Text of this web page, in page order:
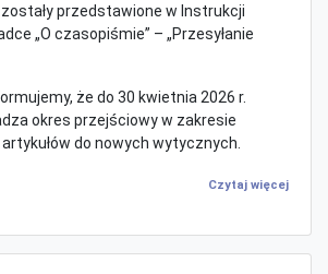
przedstawione w Instrukcji
„O czasopiśmie” – „Przesyłanie
że do 30 kwietnia 2026 r.
okres przejściowy w zakresie
do nowych wytycznych.
Czytaj więcej